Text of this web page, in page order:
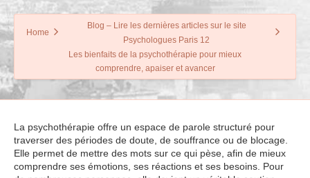
Home
Blog – Lire les dernières articles sur le site
Psychologues Paris 12
Les bienfaits de la psychothérapie pour mieux
comprendre, apaiser et avancer
La psychothérapie offre un espace de parole structuré pour
traverser des périodes de doute, de souffrance ou de blocage.
Elle permet de mettre des mots sur ce qui pèse, afin de mieux
comprendre ses émotions, ses réactions et ses besoins. Pour